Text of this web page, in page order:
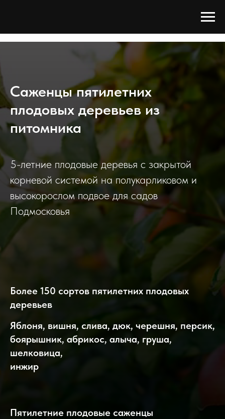
Саженцы пятилетних
плодовых деревьев из
питомника
5-летние плодовые деревья с закрытой
корневой системой на полукарликовом и
высокорослом подвое для садов
Подмосковья
Более 150 сортов пятилетних плодовых
деревьев
Яблоня, вишня, слива, дюк, черешня, персик,
боярышник, абрикос, алыча, груша,
шелковица,
инжир
Пятилетние плодовые саженцы